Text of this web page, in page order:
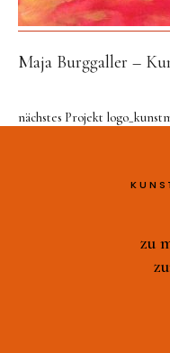
zu
Maja Burggaller –
nächstes Projekt
zu